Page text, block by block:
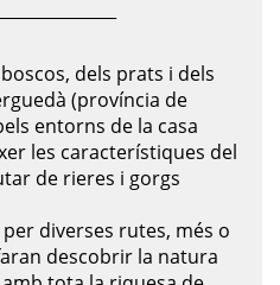
dels prats i dels
(província de
entorns de la casa
les característiques del
de rieres i gorgs
diverses rutes, més o
descobrir la natura